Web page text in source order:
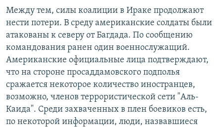
Между тем, силы коалиции в Ираке продолжают
нести потери. В среду американские солдаты были
атакованы к северу от Багдада. По сообщению
командования ранен один военнослужащий.
Американские официальные лица подтверждают,
что на стороне просаддамовского подполья
сражается некоторое количество иностранцев,
возможно, членов террористической сети "Аль-
Каида". Среди захваченных в плен боевиков есть,
по некоторой информации, люди, назвавшиеся